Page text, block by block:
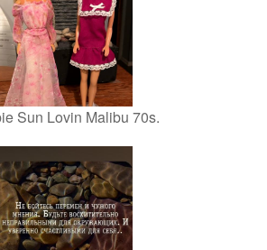
Sun Lovin Malibu 70s.